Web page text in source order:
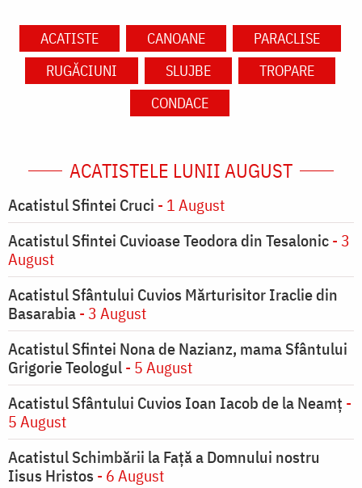
ACATISTE CANOANE
PARACLISE
RUGĂCIUNI
SLUJBE
TROPARE
CONDACE
ACATISTELE LUNII AUGUST
Acatistul Sfintei Cruci - 1 August
Acatistul Sfintei Cuvioase Teodora din Tesalonic- 3
August
Acatistul Sfântului Cuvios Mărturisitor Iraclie din
Basarabia- 3 August
Acatistul Sfintei Nona de Nazianz, mama Sfântului
Grigorie Teologul- 5 August
Acatistul Sfântului Cuvios Ioan Iacob de la Neamț -
5 August
Acatistul Schimbării la Faţă a Domnului nostru
Iisus Hristos - 6 August